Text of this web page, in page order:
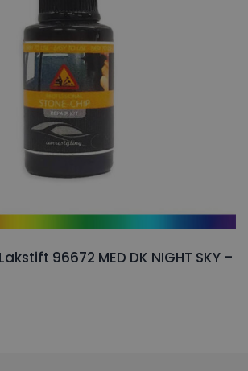
96672 MED DK NIGHT SKY –